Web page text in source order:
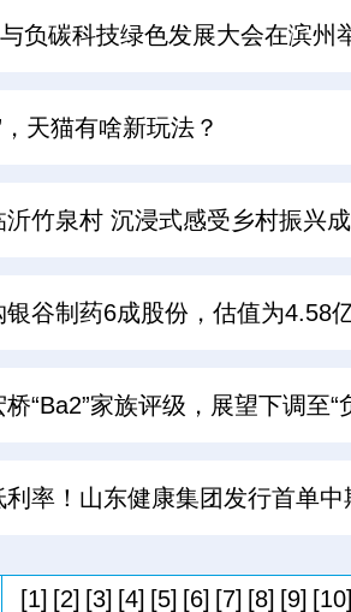
与负碳科技绿色发展大会在滨
，天猫有啥新玩法？
沂竹泉村 沉浸式感受乡村振兴
银谷制药6成股份，估值为4.58
“Ba2”家族评级，展望下调至“
利率！山东健康集团发行首单
[1] [2] [3] [4] [5] [6] [7] [8] [9]